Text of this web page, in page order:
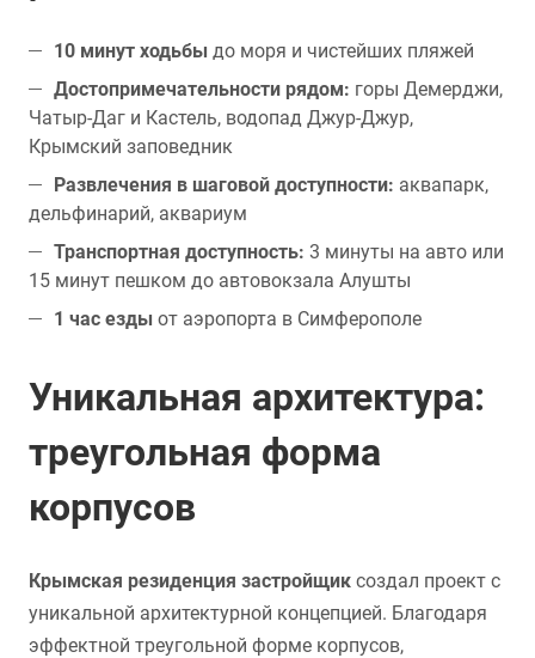
10 минут ходьбы до моря и чистейших пляжей
Достопримечательности рядом: горы Демерджи,
Чатыр-Даг и Кастель, водопад Джур-Джур,
Крымский заповедник
Развлечения в шаговой доступности: аквапарк,
дельфинарий, аквариум
Транспортная доступность: 3 минуты на авто или
15 минут пешком до автовокзала Алушты
1 час езды от аэропорта в Симферополе
Уникальная архитектура:
треугольная форма
корпусов
Крымская резиденция застройщик создал проект с
уникальной архитектурной концепцией. Благодаря
эффектной треугольной форме корпусов,